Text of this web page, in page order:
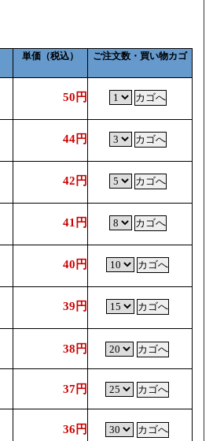
単価（税込） ご注文数・買い物カゴ
50円
44円
42円
41円
40円
39円
38円
37円
36円